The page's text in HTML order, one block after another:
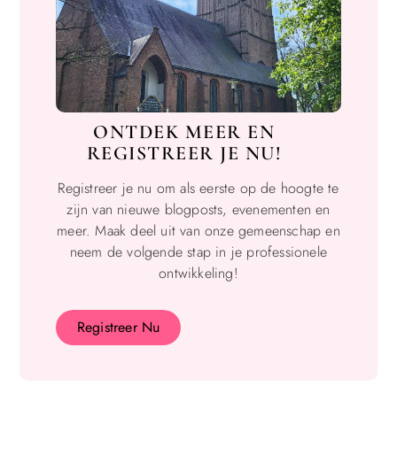
ONTDEK MEER EN
REGISTREER JE NU!
Registreer je nu om als eerste op de hoogte te
zijn van nieuwe blogposts, evenementen en
meer. Maak deel uit van onze gemeenschap en
neem de volgende stap in je professionele
ontwikkeling!
Registreer Nu